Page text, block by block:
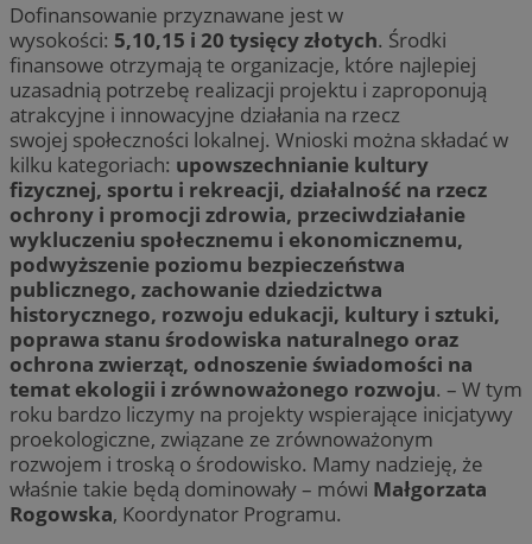
Dofinansowanie przyznawane jest w
wysokości: 5,10,15 i 20 tysięcy złotych. Środki
finansowe otrzymają te organizacje, które najlepiej
uzasadnią potrzebę realizacji projektu i zaproponują
atrakcyjne i innowacyjne działania na rzecz
swojej społeczności lokalnej. Wnioski można składać w
kilku kategoriach: upowszechnianie kultury
fizycznej, sportu i rekreacji, działalność na rzecz
ochrony i promocji zdrowia, przeciwdziałanie
wykluczeniu społecznemu i ekonomicznemu,
podwyższenie poziomu bezpieczeństwa
publicznego, zachowanie dziedzictwa
historycznego, rozwoju edukacji, kultury i sztuki,
poprawa stanu środowiska naturalnego oraz
ochrona zwierząt, odnoszenie świadomości na
temat ekologii i zrównoważonego rozwoju. – W tym
roku bardzo liczymy na projekty wspierające inicjatywy
proekologiczne, związane ze zrównoważonym
rozwojem i troską o środowisko. Mamy nadzieję, że
właśnie takie będą dominowały – mówi Małgorzata
Rogowska, Koordynator Programu.